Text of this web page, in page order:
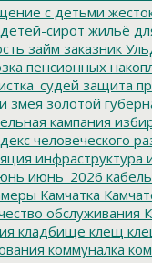
с детьми
сирот жильё
займ заказник
пенсионных
защита
змея золотой
кампания
человеческого
инфраструктура
июнь_2026
Камчатка
обслуживания
кладбище клещ
коммуналка